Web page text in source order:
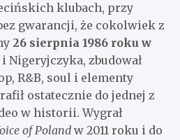
klubach, przy
gwarancji, że cokolwiek z
26 sierpnia 1986 roku w
Nigeryjczyka, zbudował
R&B, soul i elementy
ostatecznie do jednej z
w historii. Wygrał
of Polandw 2011 roku i do